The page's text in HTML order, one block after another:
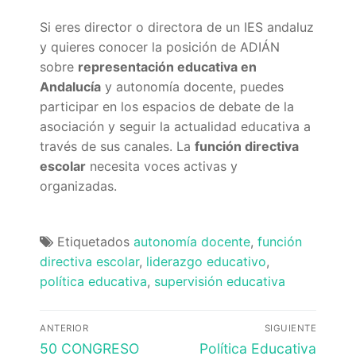
Si eres director o directora de un IES andaluz
y quieres conocer la posición de ADIÁN
sobre representación educativa en
Andalucía y autonomía docente, puedes
participar en los espacios de debate de la
asociación y seguir la actualidad educativa a
través de sus canales. La función directiva
escolar necesita voces activas y
organizadas.
Etiquetados autonomía docente, función
directiva escolar, liderazgo educativo,
política educativa, supervisión educativa
Navegación
de
ANTERIOR
Entrada
50 CONGRESO
SIGUIENTE
Entrada
Política Educativa